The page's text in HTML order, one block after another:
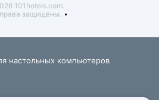
101hotels.com.
защищены.
настольных компьютеров